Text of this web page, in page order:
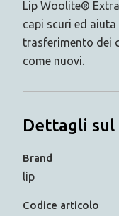
Lip Woolite®
capi scuri ed aiuta
trasferimento dei
come nuovi.
Dettagli
Brand
lip
Codice articolo